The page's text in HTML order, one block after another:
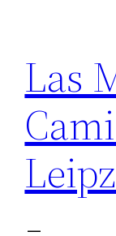
contenido
Las